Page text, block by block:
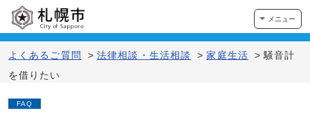
メニュー
よくあるご質問 > 法律相談・生活相談 > 家庭生活 > 騒音計
を借りたい
FAQ